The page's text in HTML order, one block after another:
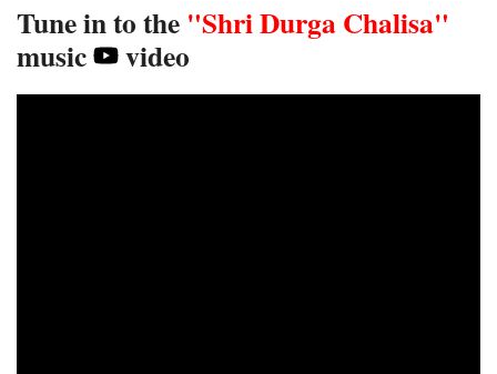
Tune in to the "Shri Durga Chalisa"
music video